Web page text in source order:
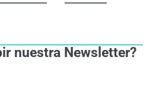
nuestra Newsletter?